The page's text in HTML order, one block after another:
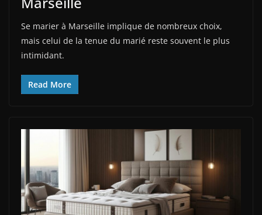
Se marier à Marseille implique de nombreux choix,
mais celui de la tenue du marié reste souvent le plus
intimidant.
Read More